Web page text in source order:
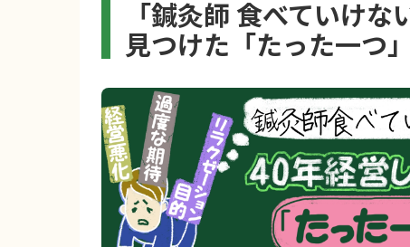
「鍼灸師 食べていけ
見つけた「たった一つ